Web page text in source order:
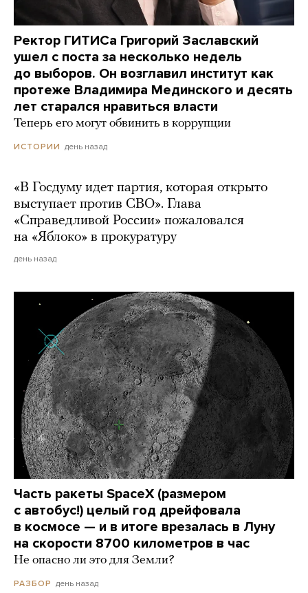
Ректор ГИТИСа Григорий Заславский
ушел с поста за несколько недель
до выборов. Он возглавил институт как
протеже Владимира Мединского и десять
лет старался нравиться власти
Теперь его могут обвинить в коррупции
ИСТОРИИ день назад
«В Госдуму идет партия, которая открыто
выступает против СВО». Глава
«Справедливой России» пожаловался
на «Яблоко» в прокуратуру
день назад
Часть ракеты SpaceX (размером
с автобус!) целый год дрейфовала
в космосе — и в итоге врезалась в Луну
на скорости 8700 километров в час
Не опасно ли это для Земли?
РАЗБОР день назад